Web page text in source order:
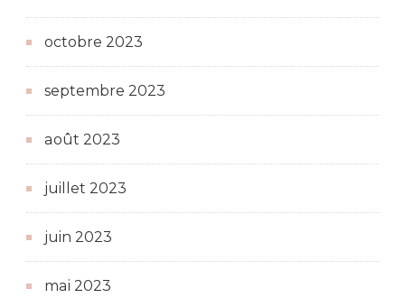
octobre 2023
septembre 2023
août 2023
juillet 2023
juin 2023
mai 2023